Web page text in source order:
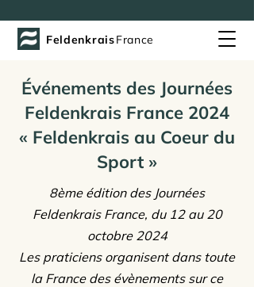
FeldenkraisFrance
Événements des Journées
Feldenkrais France 2024
« Feldenkrais au Coeur du
Sport »
8ème édition des Journées
Feldenkrais France, du 12 au 20
octobre 2024
Les praticiens organisent dans toute
la France des évènements sur ce